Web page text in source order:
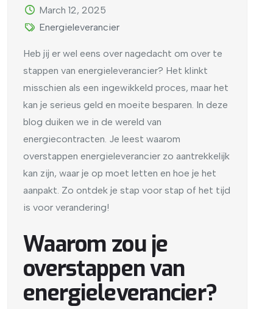
March 12, 2025
Energieleverancier
Heb jij er wel eens over nagedacht om over te
stappen van energieleverancier? Het klinkt
misschien als een ingewikkeld proces, maar het
kan je serieus geld en moeite besparen. In deze
blog duiken we in de wereld van
energiecontracten. Je leest waarom
overstappen energieleverancier zo aantrekkelijk
kan zijn, waar je op moet letten en hoe je het
aanpakt. Zo ontdek je stap voor stap of het tijd
is voor verandering!
Waarom zou je
overstappen van
energieleverancier?